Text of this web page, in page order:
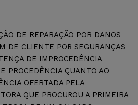
DE REPARAÇÃO POR DANOS
DE CLIENTE POR SEGURANÇAS
DE IMPROCEDÊNCIA
PROCEDÊNCIA QUANTO AO
OFERTADA PELA
QUE PROCUROU A PRIMEIRA